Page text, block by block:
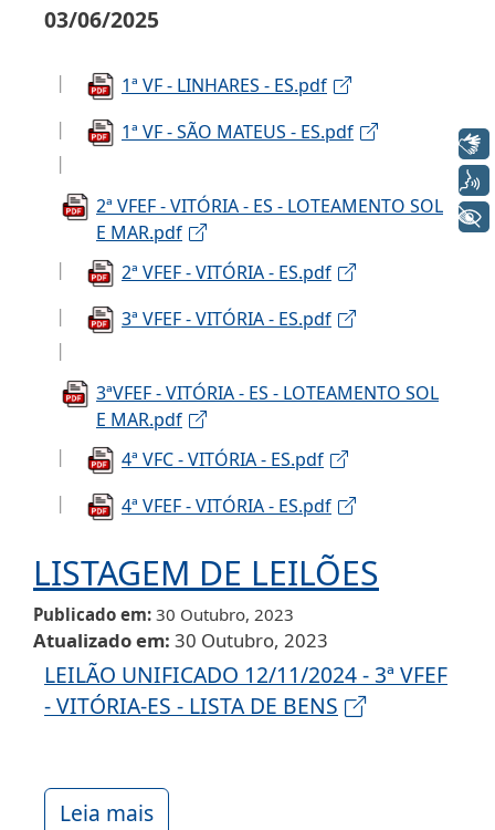
03/06/2025
1ª VF - LINHARES - ES.pdf
1ª VF - SÃO MATEUS - ES.pdf
2ª VFEF - VITÓRIA - ES - LOTEAMENTO SOL
E MAR.pdf
2ª VFEF - VITÓRIA - ES.pdf
3ª VFEF - VITÓRIA - ES.pdf
3ªVFEF - VITÓRIA - ES - LOTEAMENTO SOL
E MAR.pdf
4ª VFC - VITÓRIA - ES.pdf
4ª VFEF - VITÓRIA - ES.pdf
LISTAGEM DE LEILÕES
Publicado em 30 Outubro, 2023
Atualizado em 30 Outubro, 2023
LEILÃO UNIFICADO 12/11/2024 - 3ª VFEF
- VITÓRIA-ES - LISTA DE BENS
Leia mais
Libras
+ Acessibilidade